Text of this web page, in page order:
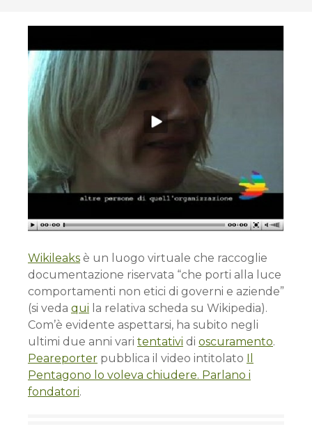
Wikileaks è un luogo virtuale che raccoglie
documentazione riservata “che porti alla luce
comportamenti non etici di governi e aziende”
(si veda qui la relativa scheda su Wikipedia).
Com’è evidente aspettarsi, ha subito negli
ultimi due anni vari tentativi di oscuramento.
Peareporter pubblica il video intitolato
Pentagono lo voleva chiudere. Parlano i
fondatori.